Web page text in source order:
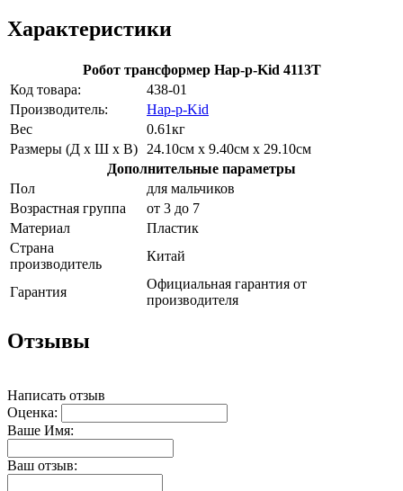
Характеристики
Робот трансформер Hap-p-Kid 4113T
Код товара:
438-01
Производитель:
Hap-p-Kid
Вес
0.61кг
Размеры (Д х Ш х В)
24.10см x 9.40см x 29.10см
Дополнительные параметры
Пол
для мальчиков
Возрастная группа
от 3 до 7
Материал
Пластик
Страна
производитель
Китай
Гарантия
Официальная гарантия от
производителя
Отзывы
Написать отзыв
Оценка:
Ваше Имя:
Ваш отзыв: